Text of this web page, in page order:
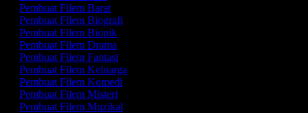
Pembuat Filem Barat
Pembuat Filem Biografi
Pembuat Filem Biopik
Pembuat Filem Drama
Pembuat Filem Fantasi
Pembuat Filem Keluarga
Pembuat Filem Komedi
Pembuat Filem Misteri
Pembuat Filem Muzikal